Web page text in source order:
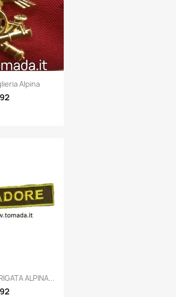
viewAlpina
viewALPINA...